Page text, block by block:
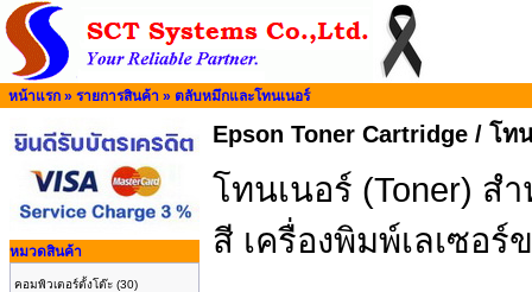
หน้าแรก » รายการสินค้า » ตลับหมึกและโทนเนอร์
หมวดสินค้า
คอมพิวเตอร์ตั้งโต๊ะ (30)
Epson Toner Cartridge / โท
โทนเนอร์ (Toner) ส
สี เครื่องพิมพ์เลเซอร์